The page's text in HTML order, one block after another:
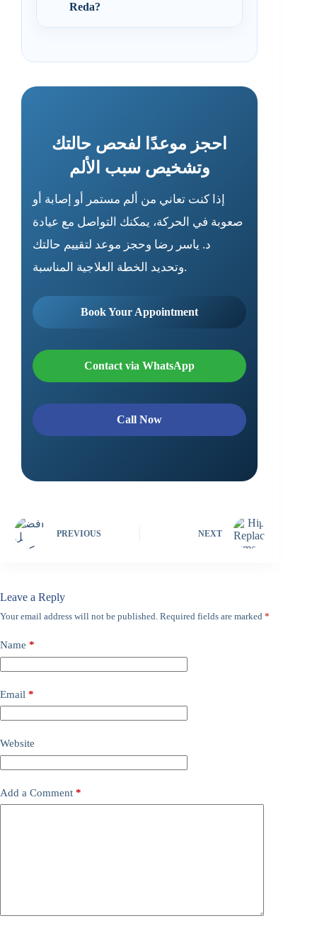
Reda?
احجز موعدًا لفحص حالتك
وتشخيص سبب الألم
إذا كنت تعاني من ألم مستمر أو إصابة أو
صعوبة في الحركة، يمكنك التواصل مع عيادة
د. ياسر رضا وحجز موعد لتقييم حالتك
وتحديد الخطة العلاجية المناسبة.
Book Your Appointment
Contact via WhatsApp
Call Now
PREVIOUS NEXT
Leave a Reply
Your email address will not be published. Required fields are marked *
Name *
Email *
Website
Add a Comment *